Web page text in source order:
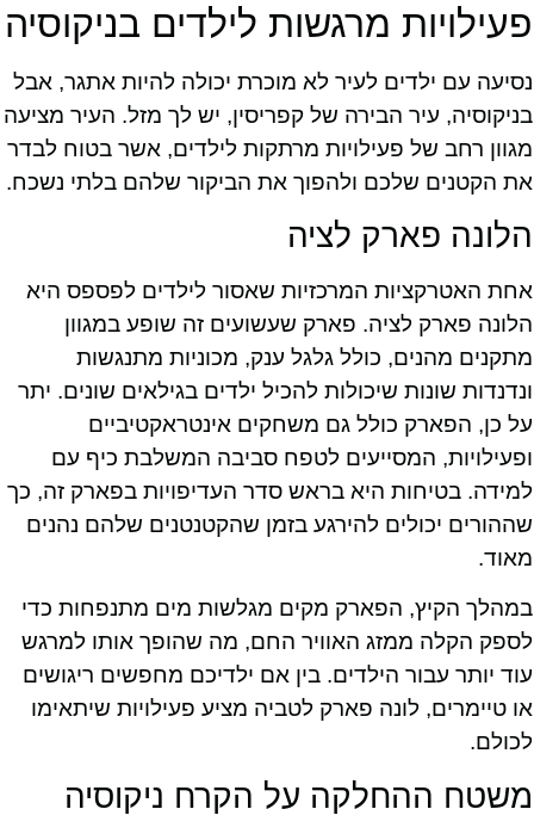
פעילויות מרגשות לילדים בניקוסיה
נסיעה עם ילדים לעיר לא מוכרת יכולה להיות אתגר, אבל
בניקוסיה, עיר הבירה של קפריסין, יש לך מזל. העיר מציעה
מגוון רחב של פעילויות מרתקות לילדים, אשר בטוח לבדר
את הקטנים שלכם ולהפוך את הביקור שלהם בלתי נשכח.
הלונה פארק לציה
אחת האטרקציות המרכזיות שאסור לילדים לפספס היא
הלונה פארק לציה. פארק שעשועים זה שופע במגוון
מתקנים מהנים, כולל גלגל ענק, מכוניות מתנגשות
ונדנדות שונות שיכולות להכיל ילדים בגילאים שונים. יתר
על כן, הפארק כולל גם משחקים אינטראקטיביים
ופעילויות, המסייעים לטפח סביבה המשלבת כיף עם
למידה. בטיחות היא בראש סדר העדיפויות בפארק זה, כך
שההורים יכולים להירגע בזמן שהקטנטנים שלהם נהנים
מאוד.
במהלך הקיץ, הפארק מקים מגלשות מים מתנפחות כדי
לספק הקלה ממזג האוויר החם, מה שהופך אותו למרגש
עוד יותר עבור הילדים. בין אם ילדיכם מחפשים ריגושים
או טיימרים, לונה פארק לטביה מציע פעילויות שיתאימו
לכולם.
משטח ההחלקה על הקרח ניקוסיה